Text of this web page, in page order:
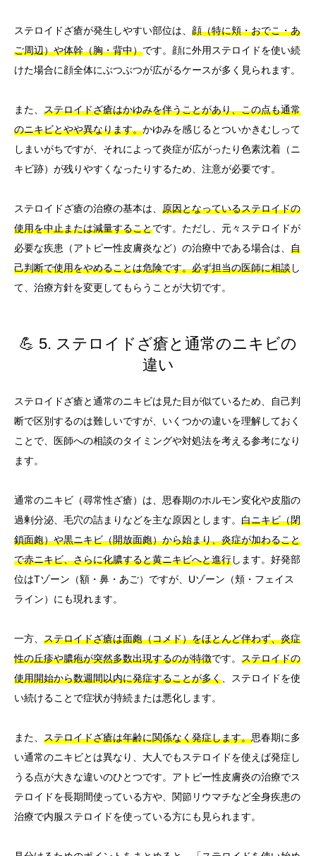
ステロイドざ瘡が発生しやすい部位は、 顔（特に頬・おでこ・あ
ご周辺）や体幹（胸・背中）です。顔に外用ステロイドを使い続
けた場合に顔全体にぶつぶつが広がるケースが多く見られます。
また、 ステロイドざ瘡はかゆみを伴うことがあり、この点も通常
のニキビとやや異なります。かゆみを感じるとついかきむしって
しまいがちですが、それによって炎症が広がったり色素沈着（ニ
キビ跡）が残りやすくなったりするため、注意が必要です。
ステロイドざ瘡の治療の基本は、 原因となっているステロイドの
使用を中止または減量することです。ただし、元々ステロイドが
必要な疾患（アトピー性皮膚炎など）の治療中である場合は、 自
己判断で使用をやめることは危険です。必ず担当の医師に相談し
て、治療方針を変更してもらうことが大切です。
💪 5. ステロイドざ瘡と通常のニキビの
違い
ステロイドざ瘡と通常のニキビは見た目が似ているため、自己判
断で区別するのは難しいですが、いくつかの違いを理解しておく
ことで、医師への相談のタイミングや対処法を考える参考になり
ます。
通常のニキビ（尋常性ざ瘡）は、思春期のホルモン変化や皮脂の
過剰分泌、毛穴の詰まりなどを主な原因とします。 白ニキビ（閉
鎖面皰）や黒ニキビ（開放面皰）から始まり、炎症が加わること
で赤ニキビ、さらに化膿すると黄ニキビへと進行します。好発部
位はTゾーン（額・鼻・あご）ですが、Uゾーン（頬・フェイス
ライン）にも現れます。
一方、 ステロイドざ瘡は面皰（コメド）をほとんど伴わず、炎症
性の丘疹や膿疱が突然多数出現するのが特徴です。 ステロイドの
使用開始から数週間以内に発症することが多く 、ステロイドを使
い続けることで症状が持続または悪化します。
また、 ステロイドざ瘡は年齢に関係なく発症します。思春期に多
い通常のニキビとは異なり、大人でもステロイドを使えば発症し
うる点が大きな違いのひとつです。アトピー性皮膚炎の治療でス
テロイドを長期間使っている方や、関節リウマチなど全身疾患の
治療で内服ステロイドを使っている方にも見られます。